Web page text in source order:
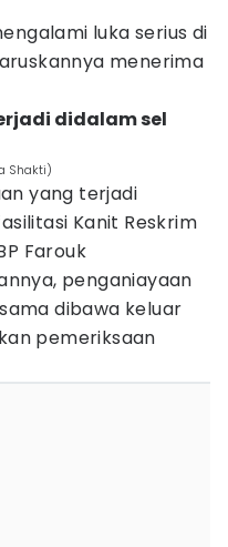
luka serius di
menerima
didalam sel
Shakti)
yang terjadi
Kanit Reskrim
Farouk
penganiayaan
dibawa keluar
pemeriksaan